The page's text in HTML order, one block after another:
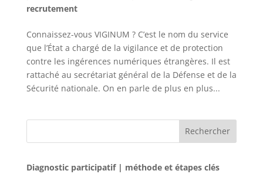
recrutement
Connaissez-vous VIGINUM ? C’est le nom du service
que l’État a chargé de la vigilance et de protection
contre les ingérences numériques étrangères. Il est
rattaché au secrétariat général de la Défense et de la
Sécurité nationale. On en parle de plus en plus...
Rechercher
Diagnostic participatif | méthode et étapes clés